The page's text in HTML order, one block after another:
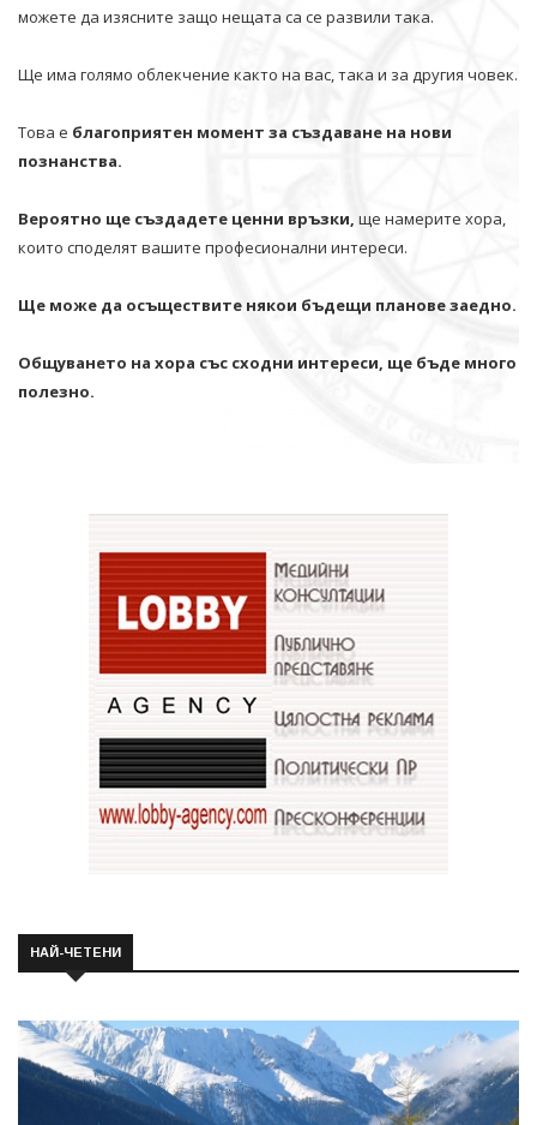
можете да изясните защо нещата са се развили така.
Ще има голямо облекчение както на вас, така и за другия човек.
Това е благоприятен момент за създаване на нови
познанства.
Вероятно ще създадете ценни връзки, ще намерите хора,
които споделят вашите професионални интереси.
Ще може да осъществите някои бъдещи планове заедно.
Общуването на хора със сходни интереси, ще бъде много
полезно.
НАЙ-ЧЕТЕНИ